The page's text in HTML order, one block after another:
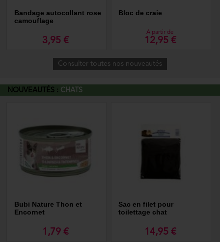
Bandage autocollant rose
camouflage
3,95 €
Bloc de craie
A partir de
12,95 €
Consulter toutes nos nouveautés
NOUVEAUTÉS : CHATS
Bubi Nature Thon et
Encornet
1,79 €
Sac en filet pour
toilettage chat
14,95 €